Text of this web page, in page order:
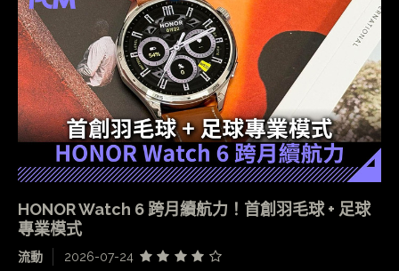
HONOR Watch 6 跨月續航力！首創羽毛球 + 足球
專業模式
流動 2026-07-24